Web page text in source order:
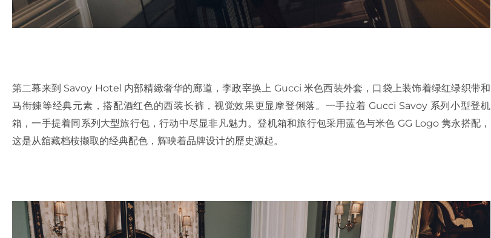
第二幕来到 Savoy Hotel 内部精緻奢华的廊道，李政宰换上 Gucci 米色西装外套，口袋上装饰着绿红绿织带和
马衔鍊等经典元素，搭配酒红色的西装长裤，视觉效果更显摩登俐落。一手拉着 Gucci Savoy 系列小型登机
箱，一手提着同系列大型旅行包，行动中尽显非凡魅力。登机箱和旅行包采用蓝色与米色 GG Logo 隽永搭配，
这是从舘藏档桉撷取的经典配色，辉映着品牌设计的歷史源起。